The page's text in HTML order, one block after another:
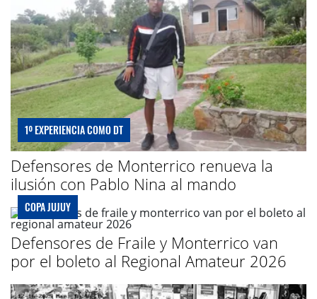
1º EXPERIENCIA COMO DT
Defensores de Monterrico renueva la
ilusión con Pablo Nina al mando
COPA JUJUY
Defensores de Fraile y Monterrico van
por el boleto al Regional Amateur 2026